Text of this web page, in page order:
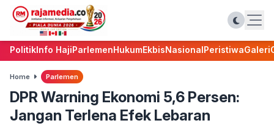
PolitikInfo HajiParlemenHukumEkbisNasionalPeristiwaGaleri
Home Parlemen
DPR Warning Ekonomi 5,6 Persen:
Jangan Terlena Efek Lebaran